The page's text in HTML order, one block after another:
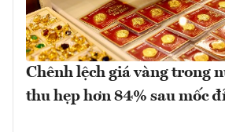
Chênh lệch giá vàng trong
thu hẹp hơn 84% sau mốc